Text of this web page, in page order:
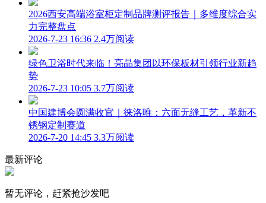
2026西安高端浴室柜定制品牌测评报告｜多维度综合实
力完整盘点
2026-7-23 16:36 2.4万阅读
绿色卫浴时代来临！亮晶集团以环保板材引领行业新趋
势
2026-7-23 10:05 3.7万阅读
中国建博会圆满收官｜徕洛唯：六面无缝工艺，革新不
锈钢定制赛道
2026-7-20 14:45 3.3万阅读
最新评论
暂无评论，赶紧抢沙发吧